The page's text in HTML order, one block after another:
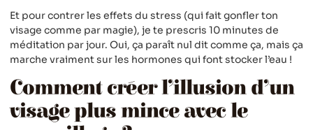
Et pour contrer les effets du stress (qui fait gonfler ton
visage comme par magie), je te prescris 10 minutes de
méditation par jour. Oui, ça paraît nul dit comme ça, mais ça
marche vraiment sur les hormones qui font stocker l’eau !
Comment créer l’illusion d’un
visage plus mince avec le